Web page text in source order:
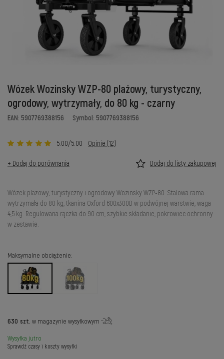
Wózek Wozinsky WZP-80 plażowy, turystyczny,
ogrodowy, wytrzymały, do 80 kg - czarny
EAN: 5907769388156 Symbol: 5907769388156
5.00/5.00 Opinie (12)
+ Dodaj do porównania Dodaj do listy zakupowej
Wózek plażowy, turystyczny i ogrodowy Wozinsky WZP-80. Stalowa rama
wytrzymała do 80 kg, tkanina Oxford 600x300D w podwójnej warstwie, waga
4,5 kg. Regulowana rączka do 90 cm, szybkie składanie, pokrowiec ochronny
w zestawie.
Maksymalne obciążenie
630 szt. w magazynie wysyłkowym
Wysyłka jutro
Sprawdź czasy i koszty wysyłki